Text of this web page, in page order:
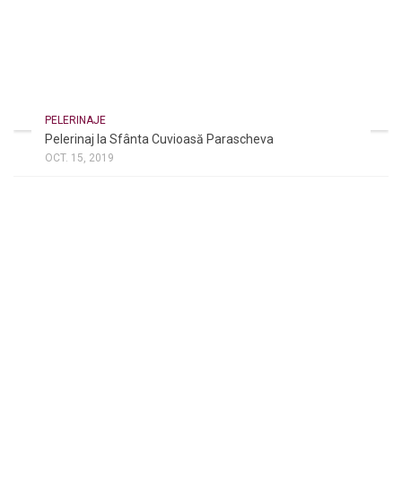
PELERINAJE
Pelerinaj la Sfânta Cuvioasă Parascheva
OCT. 15, 2019